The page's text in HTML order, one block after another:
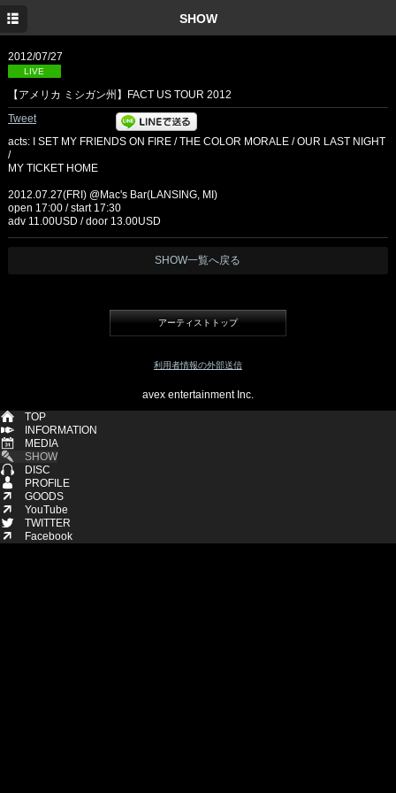
SHOW
2012/07/27
LIVE
【アメリカ ミシガン州】FACT US TOUR 2012
Tweet
acts: I SET MY FRIENDS ON FIRE / THE COLOR MORALE / OUR LAST NIGHT
/
MY TICKET HOME
2012.07.27(FRI) @Mac's Bar(LANSING, MI)
open 17:00 / start 17:30
adv 11.00USD / door 13.00USD
SHOW一覧へ戻る
アーティストトップ
利用者情報の外部送信
avex entertainment Inc.
TOP
INFORMATION
MEDIA
SHOW
DISC
PROFILE
GOODS
YouTube
TWITTER
Facebook